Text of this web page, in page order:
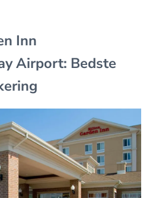
Inn
Airport: Bedste